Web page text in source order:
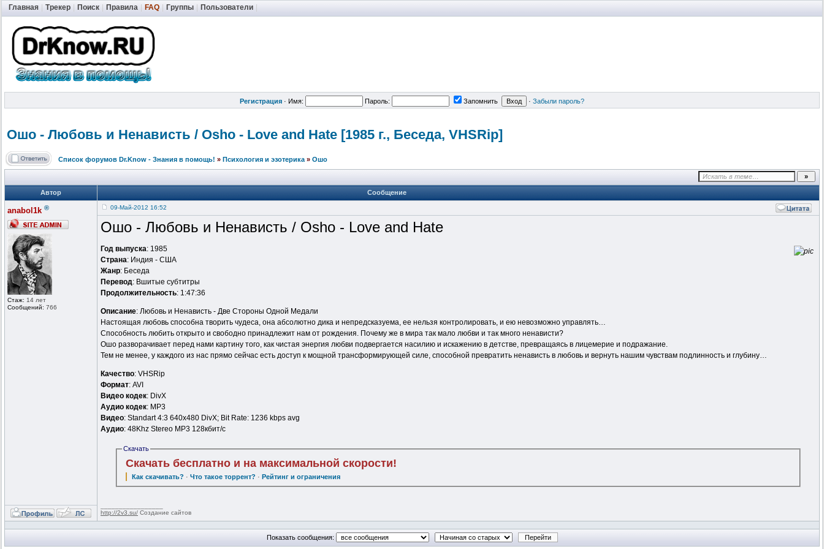
Главная Трекер Поиск Правила FAQ Группы Пользователи
Регистрация · Имя: Пароль: Запомнить · Забыли пароль?
Ошо - Любовь и Ненависть / Osho - Love and Hate [1985 г., Беседа, VHSRip]
Список форумов Dr.Know - Знания в помощь! » Психология и эзотерика » Ошо
Автор Сообщение
anabol1k ®
Стаж: 14 лет
Сообщений: 766
09-Май-2012 16:52
Ошо - Любовь и Ненависть / Osho - Love and Hate
Год выпуска: 1985
Страна: Индия - США
Жанр: Беседа
Перевод: Вшитые субтитры
Продолжительность: 1:47:36
Описание: Любовь и Ненависть - Две Стороны Одной Медали
Настоящая любовь способна творить чудеса, она абсолютно дика и непредсказуема, ее нельзя контролировать, и ею невозможно управлять…
Способность любить открыто и свободно принадлежит нам от рождения. Почему же в мира так мало любви и так много ненависти?
Ошо разворачивает перед нами картину того, как чистая энергия любви подвергается насилию и искажению в детстве, превращаясь в лицемерие и подражание.
Тем не менее, у каждого из нас прямо сейчас есть доступ к мощной трансформирующей силе, способной превратить ненависть в любовь и вернуть нашим чувствам подлинность и глубину…
Качество: VHSRip
Формат: AVI
Видео кодек: DivX
Аудио кодек: MP3
Видео: Standart 4:3 640x480 DivX; Bit Rate: 1236 kbps avg
Аудио: 48Khz Stereo MP3 128кбит/c
Скачать
Скачать бесплатно и на максимальной скорости!
Как скачивать? ·Что такое торрент? · Рейтинг и ограничения
http://2v3.su/ Создание сайтов
Показать сообщения: